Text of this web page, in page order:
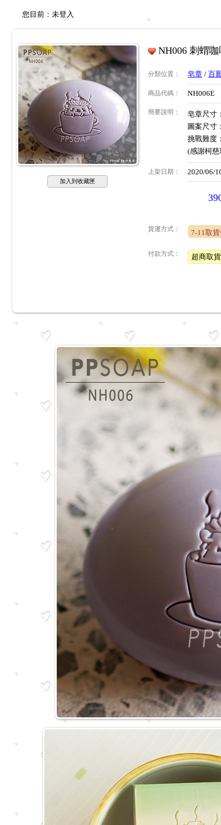
您目前： 未登入
加入到收藏匣
NH006 刺蝟
分類位置 ： 皂章 / 百
商品代碼 ： NH006E
簡要說明 ：
皂章尺寸
圖案尺寸
挑戰難
(感謝柯
上架日期 ： 2020/06/
貨運方式： 7-11取
付款方式： 超商取貨